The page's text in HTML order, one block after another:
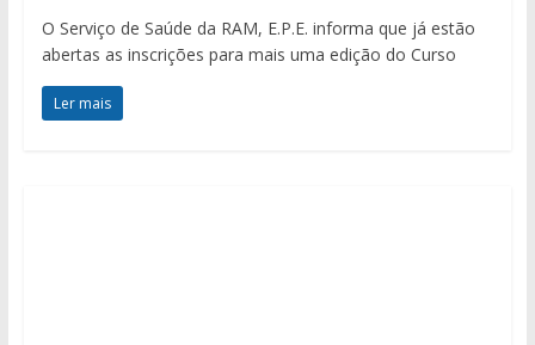
O Serviço de Saúde da RAM, E.P.E. informa que já estão
abertas as inscrições para mais uma edição do Curso
Ler mais